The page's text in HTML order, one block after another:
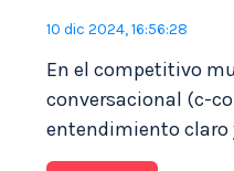
10 dic 2024, 16:56:28
En el competitivo
conversacional (c-
entendimiento claro